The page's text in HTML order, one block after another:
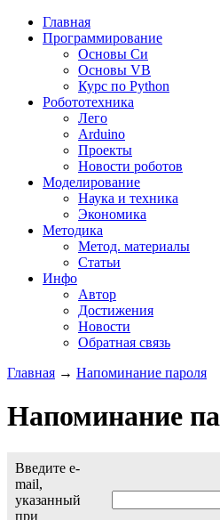
Главная
Программирование
Основы Си
Основы VB
Курс по Python
Робототехника
Лего
Arduino
Проекты
Новости роботов
Моделирование
Наука и техника
Экономика
Методика
Метод. материалы
Статьи
Инфо
Автор
Достижения
Новости
Обратная связь
Главная → Напоминание пароля
Напоминание
Введите e-
mail,
указанный
при